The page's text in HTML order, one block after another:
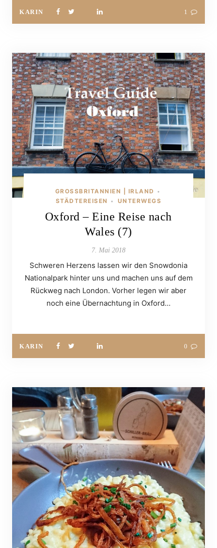
KARIN 1
GROSSBRITANNIEN | IRLAND •
STÄDTEREISEN • UNTERWEGS
Oxford – Eine Reise nach
Wales (7)
7. Mai 2018
Schweren Herzens lassen wir den Snowdonia
Nationalpark hinter uns und machen uns auf dem
Rückweg nach London. Vorher legen wir aber
noch eine Übernachtung in Oxford…
KARIN 0